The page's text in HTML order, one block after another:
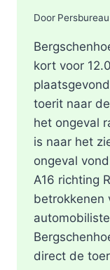
Door
kort voor
toerit naar
het ongeval
is naar het
ongeval
A16 richting
betrokkenen
direct de